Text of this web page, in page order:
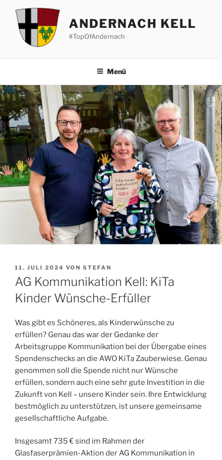
Inhalt
springen
ANDERNACH KELL
#TopOfAndernach
Menü
VERÖFFENTLICHT
AM
11. JULI 2024 VON STEFAN
AG Kommunikation Kell: KiTa
Kinder Wünsche-Erfüller
Was gibt es Schöneres, als Kinderwünsche zu
erfüllen? Genau das war der Gedanke der
Arbeitsgruppe Kommunikation bei der Übergabe eines
Spendenschecks an die AWO KiTa Zauberwiese. Genau
genommen soll die Spende nicht nur Wünsche
erfüllen, sondern auch eine sehr gute Investition in die
Zukunft von Kell – unsere Kinder sein. Ihre Entwicklung
bestmöglich zu unterstützen, ist unsere gemeinsame
gesellschaftliche Aufgabe.
Insgesamt 735 € sind im Rahmen der
Glasfaserprämien-Aktion der AG Kommunikation in